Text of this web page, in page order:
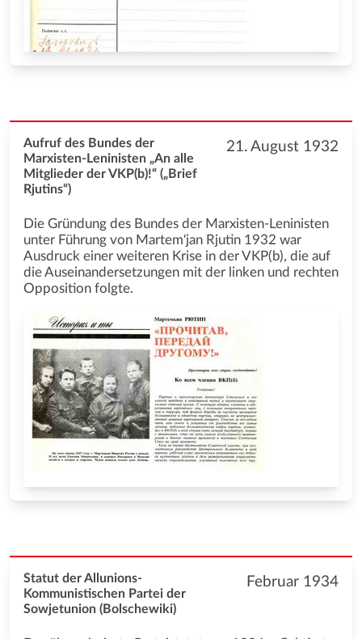
21. August 1932
Aufruf des Bundes der
Marxisten-Leninisten „An alle
Mitglieder der VKP(b)!“ („Brief
Rjutins“)
Die Gründung des Bundes der Marxisten-Leninisten
unter Führung von Martem'jan Rjutin 1932 war
Ausdruck einer weiteren Krise in der VKP(b), die auf
die Auseinandersetzungen mit der linken und rechten
Opposition folgte.
Februar 1934
Statut der Allunions-
Kommunistischen Partei der
Sowjetunion (Bolschewiki)